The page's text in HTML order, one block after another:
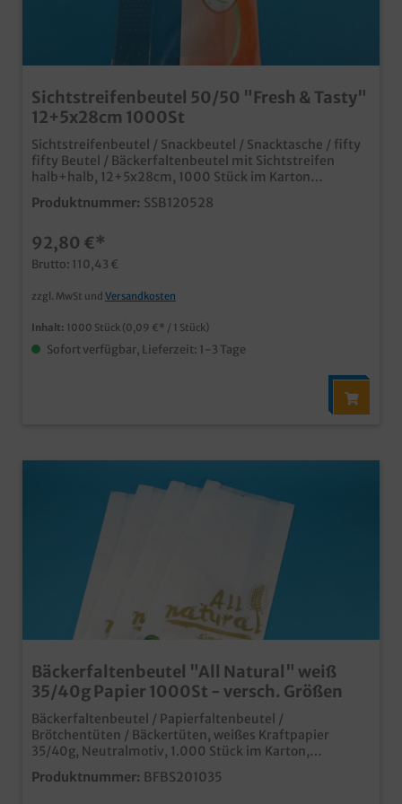
Sichtstreifenbeutel 50/50 "Fresh & Tasty"
12+5x28cm 1000St
Sichtstreifenbeutel / Snackbeutel / Snacktasche / fifty
fifty Beutel / Bäckerfaltenbeutel mit Sichtstreifen
halb+halb, 12+5x28cm, 1000 Stück im Karton
Hochwertiger Beutel mit Sichtstreifen, 50% Kraftpapier
/ 50% Sichtfolie, Fresh & Tasty Neutraldruck, Ideal für
Qualität Made in Germany ab 25.000 auch individuell
bedruckbar * Abbildung zeigt nicht Originalgröße
Produktnummer: SSB120528
92,80 €*
Brutto: 110,43 €
zzgl. MwSt und Versandkosten
Inhalt: 1000 Stück (0,09 €* / 1 Stück)
Sofort verfügbar, Lieferzeit: 1-3 Tage
Bäckerfaltenbeutel "All Natural" weiß
35/40g Papier 1000St - versch. Größen
Bäckerfaltenbeutel / Papierfaltenbeutel /
Brötchentüten / Bäckertüten, weißes Kraftpapier
35/40g, Neutralmotiv, 1.000 Stück im Karton,
verschiedene Größen gemäß Auswahl praktische und
umweltfreundlich Papiertüten für Brötchen, Backwaren
Produktnummer: BFBS201035